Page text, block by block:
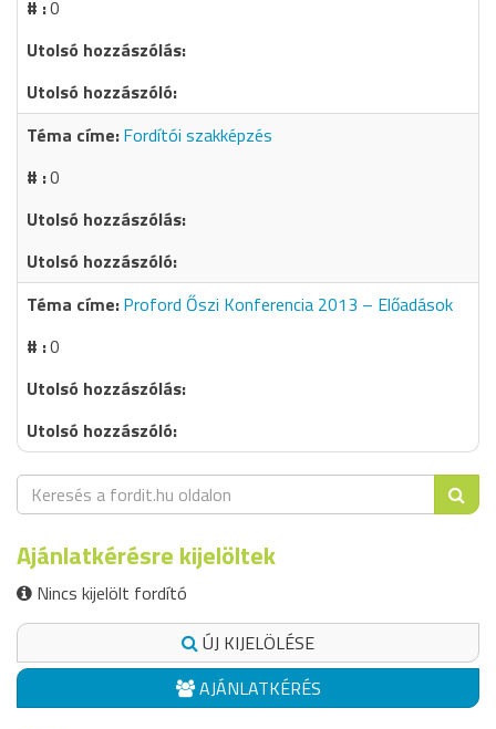
0
Fordítói szakképzés
0
Proford Őszi Konferencia 2013 – Előadások
0
Ajánlatkérésre kijelöltek
Nincs kijelölt fordító
ÚJ KIJELÖLÉSE
AJÁNLATKÉRÉS